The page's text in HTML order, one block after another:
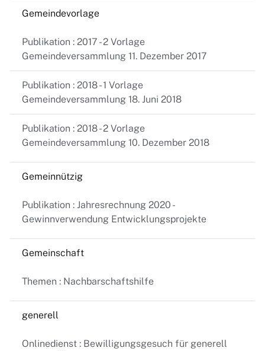
Gemeindevorlage
Publikation : 2017 - 2 Vorlage
Gemeindeversammlung 11. Dezember 2017
Publikation : 2018 - 1 Vorlage
Gemeindeversammlung 18. Juni 2018
Publikation : 2018 - 2 Vorlage
Gemeindeversammlung 10. Dezember 2018
Gemeinnützig
Publikation : Jahresrechnung 2020 -
Gewinnverwendung Entwicklungsprojekte
Gemeinschaft
Themen : Nachbarschaftshilfe
generell
Onlinedienst : Bewilligungsgesuch für generell